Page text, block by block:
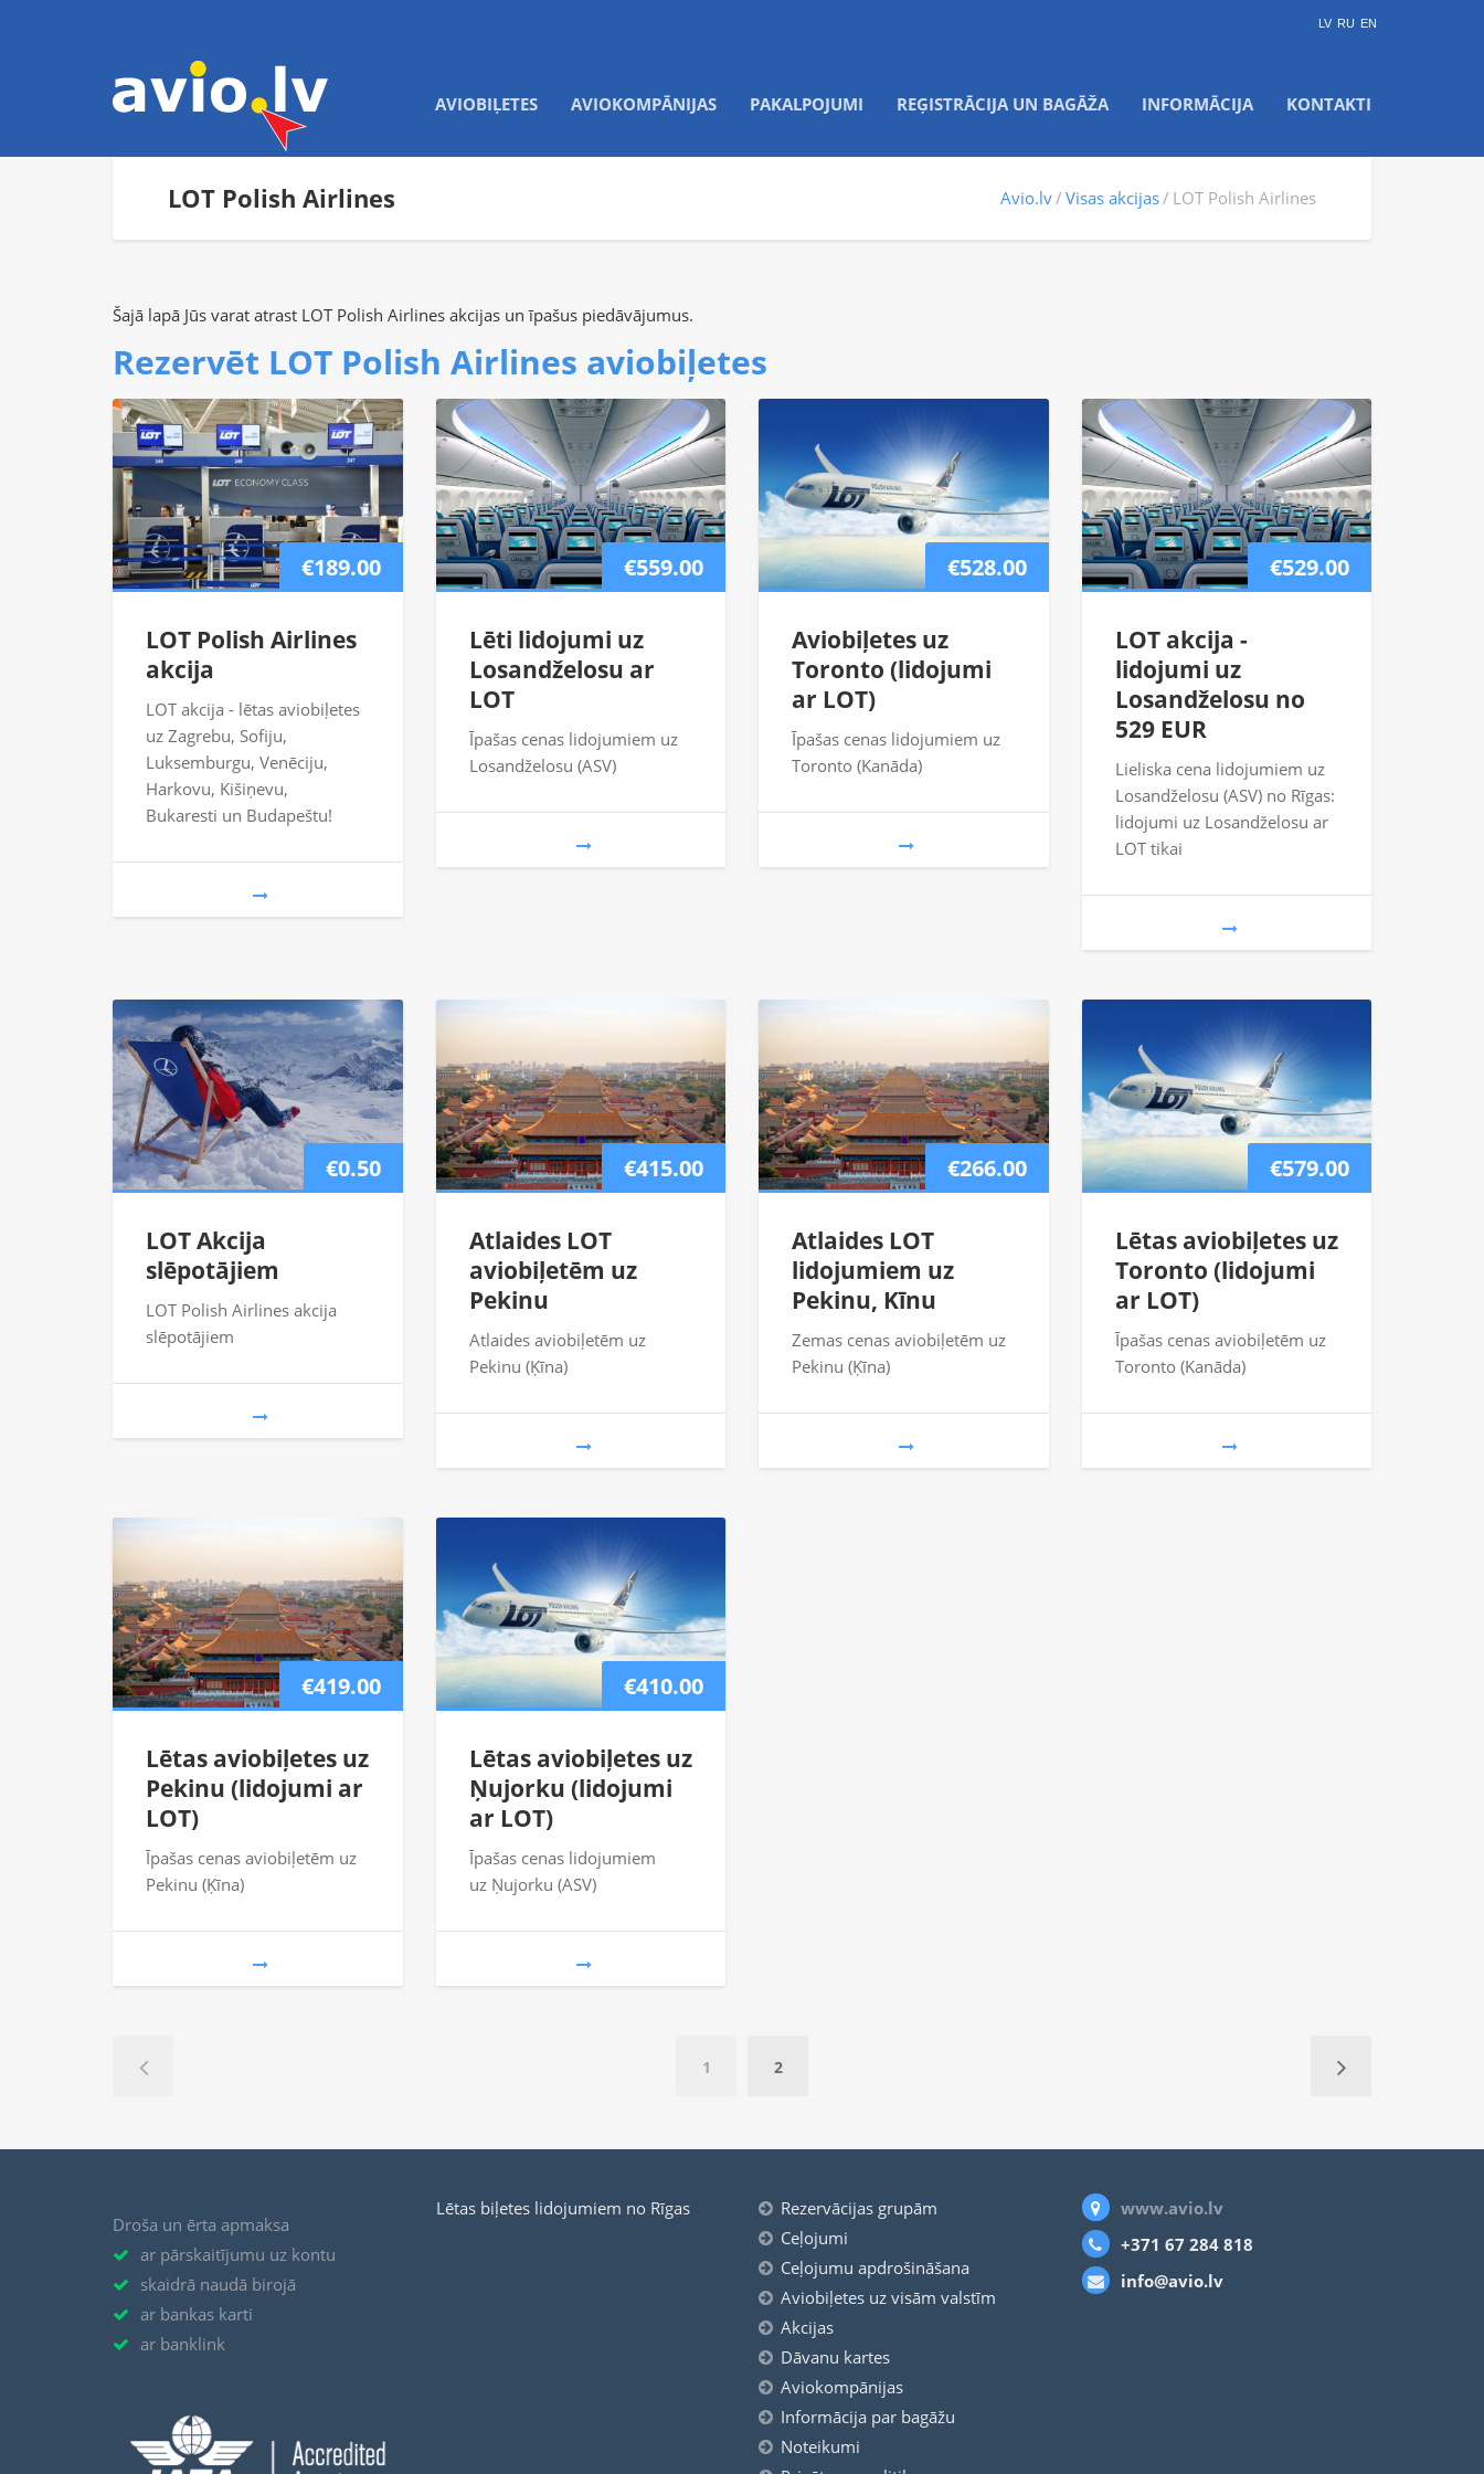
LV RU EN
AVIOBIĻETES AVIOKOMPĀNIJAS PAKALPOJUMI REĢISTRĀCIJA UN BAGĀŽA INFORMĀCIJA KONTAKTI
LOT Polish Airlines Avio.lv Visas akcijas LOT Polish Airlines
Šajā lapā Jūs varat atrast LOT Polish Airlines akcijas un īpašus piedāvājumus.
Rezervēt LOT Polish Airlines aviobiļetes
€189.00
LOT Polish Airlines
akcija
LOT akcija - lētas aviobiļetes
uz Zagrebu, Sofiju,
Luksemburgu, Venēciju,
Harkovu, Kišiņevu,
Bukaresti un Budapeštu!
€559.00
Lēti lidojumi uz
Losandželosu ar
LOT
Īpašas cenas lidojumiem uz
Losandželosu (ASV)
€528.00
Aviobiļetes uz
Toronto (lidojumi
ar LOT)
Īpašas cenas lidojumiem uz
Toronto (Kanāda)
€529.00
LOT akcija -
lidojumi uz
Losandželosu no
529 EUR
Lieliska cena lidojumiem uz
Losandželosu (ASV) no Rīgas:
lidojumi uz Losandželosu ar
LOT tikai
€0.50
LOT Akcija
slēpotājiem
LOT Polish Airlines akcija
slēpotājiem
€415.00
Atlaides LOT
aviobiļetēm uz
Pekinu
Atlaides aviobiļetēm uz
Pekinu (Ķīna)
€266.00
Atlaides LOT
lidojumiem uz
Pekinu, Kīnu
Zemas cenas aviobiļetēm uz
Pekinu (Ķīna)
€579.00
Lētas aviobiļetes uz
Toronto (lidojumi
ar LOT)
Īpašas cenas aviobiļetēm uz
Toronto (Kanāda)
€419.00
Lētas aviobiļetes uz
Pekinu (lidojumi ar
LOT)
Īpašas cenas aviobiļetēm uz
Pekinu (Ķīna)
€410.00
Lētas aviobiļetes uz
Ņujorku (lidojumi
ar LOT)
Īpašas cenas lidojumiem
uz Ņujorku (ASV)
1 2
Droša un ērta apmaksa
ar pārskaitījumu uz kontu
skaidrā naudā birojā
ar bankas karti
ar banklink
Lētas biļetes lidojumiem no Rīgas
Rezervācijas grupām
Ceļojumi
Ceļojumu apdrošināšana
Aviobiļetes uz visām valstīm
Akcijas
Dāvanu kartes
Aviokompānijas
Informācija par bagāžu
Noteikumi
www.avio.lv
+371 67 284 818
info@avio.lv